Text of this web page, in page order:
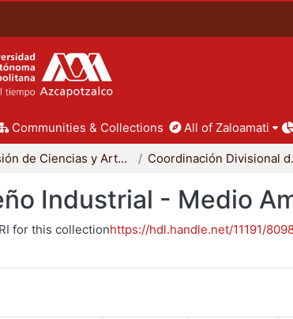
Communities & Collections All of Zaloamati
División de Ciencias y Artes para el Diseño
Industrial - Medio
for this collectionhttps://hdl.handle.net/11191/